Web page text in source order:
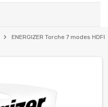
chevron_right ENERGIZER Torche 7 modes